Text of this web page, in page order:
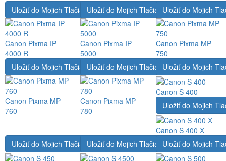
Uložiť do Mojich Tlačiarní
Canon Pixma IP
4000 R
Uložiť do Mojich Tlačiarní
Canon Pixma IP
5000
Uložiť do Mojich
Canon Pixma MP
750
Uložiť do Mojich Tlačiarní
Canon Pixma MP
760
Uložiť do Mojich Tlačiarní
Canon Pixma MP
780
Uložiť do Mojich
Canon S 400
Uložiť do Mojich
Canon S 400 X
Uložiť do Mojich TlačiarníUložiť do Mojich TlačiarníUložiť do Mojich